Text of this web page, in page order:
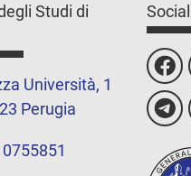
Studi di
Università, 1
Perugia
Social